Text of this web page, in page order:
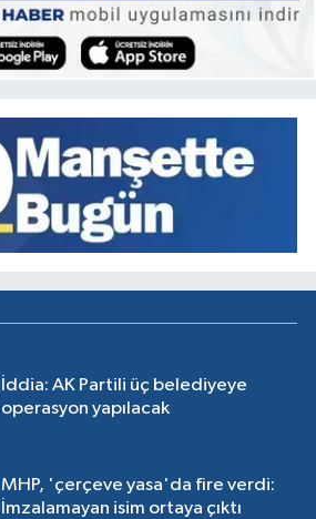
İddia: AK Partili üç belediyeye
operasyon yapılacak
MHP, 'çerçeve yasa'da fire verdi:
İmzalamayan isim ortaya çıktı